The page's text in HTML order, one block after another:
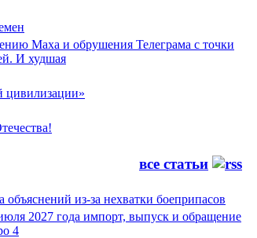
Маха и обрушения Телеграма с точки
И худшая
цивилизации»
все статьи
объяснений из-за нехватки боеприпасов
2027 года импорт, выпуск и обращение
4